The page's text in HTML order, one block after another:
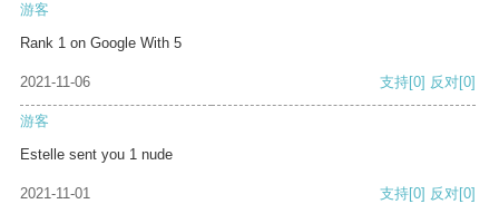
游客
Rank 1 on Google With 5
2021-11-06 支持[0] 反对[0]
游客
Estelle sent you 1 nude
2021-11-01 支持[0] 反对[0]